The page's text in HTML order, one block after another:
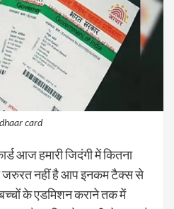
card
आज हमारी जिदंगी में कितना
जरुरत नहीं है आप इनकम टैक्स से
के एडमिशन कराने तक में